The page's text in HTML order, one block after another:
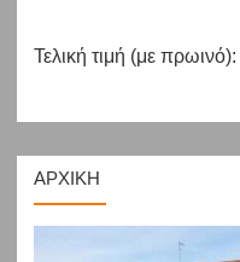
Τελική τιμή (με πρωινό):
ΑΡΧΙΚΗ